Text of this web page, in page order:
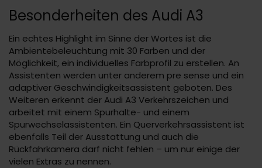
Besonderheiten des Audi A3
Ein echtes Highlight im Sinne der Wortes ist die
Ambientebeleuchtung mit 30 Farben und der
Möglichkeit, ein individuelles Farbprofil zu erstellen. An
Assistenten werden unter anderem pre sense und ein
adaptiver Geschwindigkeitsassistent geboten. Des
Weiteren erkennt der Audi A3 Verkehrszeichen und
arbeitet mit einem Spurhalte- und einem
Spurwechselassistenten. Ein Querverkehrsassistent ist
ebenfalls Teil der Ausstattung und auch die
Rückfahrkamera darf nicht fehlen – um nur einige der
vielen Extras zu nennen.